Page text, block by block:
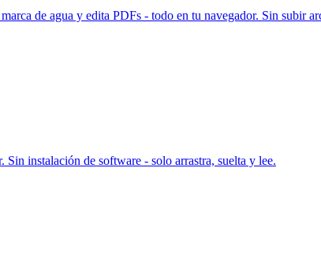
de agua y edita PDFs - todo en tu navegador. Sin subir
instalación de software - solo arrastra, suelta y lee.